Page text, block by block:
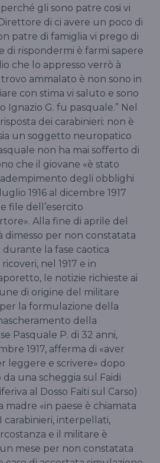
gli sono patre cosi vi
di ci avere un poco di
patre di famiglia vi prego di
di rispondermi è farmi sapere
che lo appresso verrò à
ammalato è non sono in
con stima vi saluto e sono
Ignazio G. fu pasquale.” Nel
dei carabinieri: non è
un soggetto neuropatico
non ha mai sofferto di
che il giovane «è stato
degli obblighi
1916 al dicembre 1917
file dell’esercito
Alla fine di aprile del
dimesso per non constatata
la fase caotica
nel 1917 e in
le notizie richieste ai
di origine del militare
la formulazione della
della
Pasquale P. di 32 anni,
1917, afferma di «aver
leggere e scrivere» dopo
una scheggia sul Faidi
al Dosso Faiti sul Carso)
madre «in paese è chiamata
carabinieri, interpellati,
e il militare è
mese per non constatata